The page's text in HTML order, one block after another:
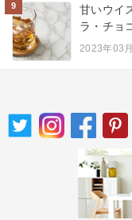
9
甘いウイ
ラ・チョ
2023年03